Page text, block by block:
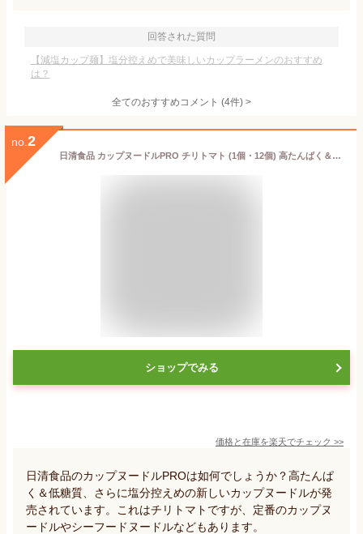
回答された質問
【減塩カップ麺】塩分控えめで美味しいカップラーメンのおすすめ
は？
全てのおすすめコメント (4件) >
no. 2
日清食品 カップヌードルPRO チリトマト (1個・12個) 高たんぱく＆低糖質 さらに塩分控えめ カップラーメン新 カップヌードルPRO チリトマトヌードルプロ 1個316kcal 高たんぱく 低糖質 塩分25%オフ NISSIN 食品 インスタント
ショップでみる
価格と在庫を楽天でチェック >>
日清食品のカップヌードルPROは如何でしょうか？高たんぱ
く＆低糖質、さらに塩分控えめの新しいカップヌードルが発
売されています。これはチリトマトですが、定番のカップヌ
ードルやシーフードヌードルなどもあります。